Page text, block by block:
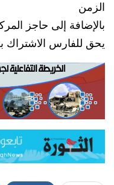
الزمن
بالإضافة إلى حاجز
يحق للفارس الاشتراك